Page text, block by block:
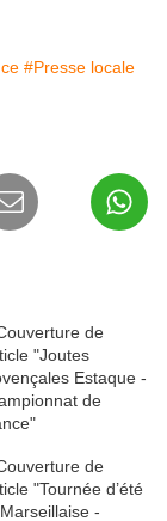
#Presse locale